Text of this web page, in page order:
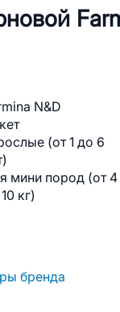
N&D
(от 1 до 6
мини пород (от 4
кг)
бренда